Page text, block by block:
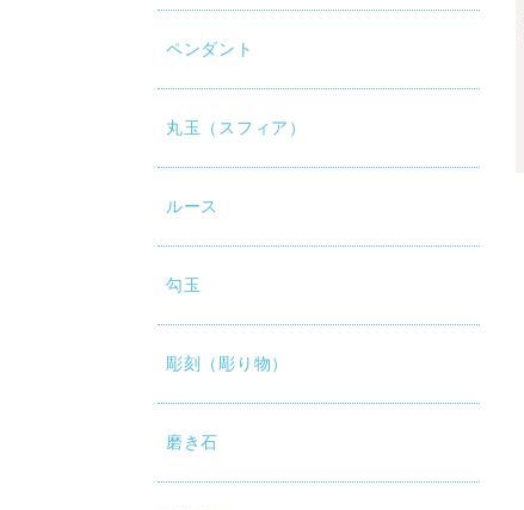
ペンダント
丸玉（スフィア）
ルース
勾玉
彫刻（彫り物）
磨き石